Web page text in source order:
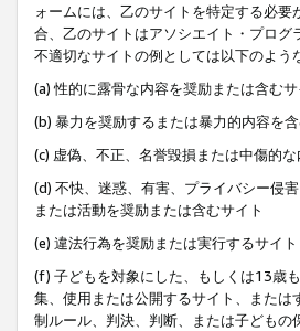
ォームには、乙のサイトを特定する必
合、乙のサイトはアソシエイト・プロ
不適切なサイトの例としては以下のよう
(a) 性的に露骨な内容を奨励または含むサ
(b) 暴力を奨励するまたは暴力的内容を
(c) 虚偽、不正、名誉毀損または中傷的
(d) 不快、迷惑、有害、プライバシー侵
または活動を奨励または含むサイト
(e) 違法行為を奨励または実行するサイト
(f) 子どもを対象にした、もしくは13歳
集、使用または公開するサイト、また
制ルール、判決、判断、または子どもの